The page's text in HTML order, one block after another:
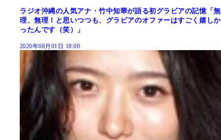
ラジオ沖縄の人気アナ・竹中知華が語る初グラビアの記憶「無
理、無理！と思いつつも、グラビアのオファーはすごく嬉しか
ったんです（笑）」
2026年08月01日 18:00